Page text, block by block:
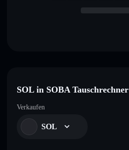
SOL in SOBA Tauschrechner
Verkaufen
SOL